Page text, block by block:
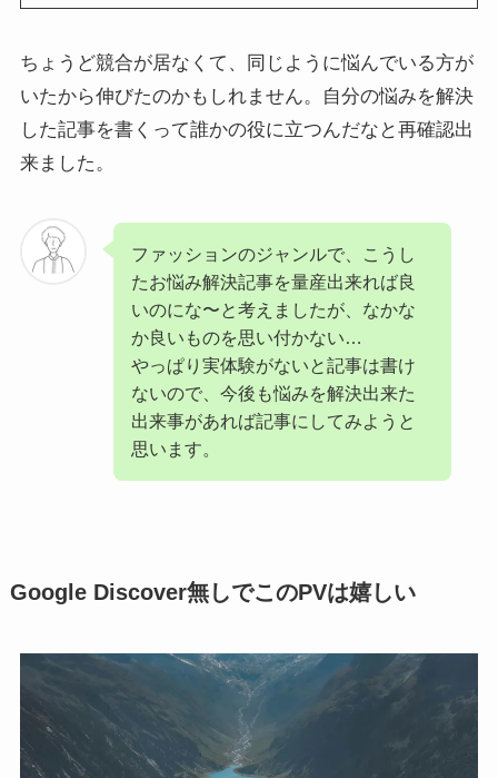
ちょうど競合が居なくて、同じように悩んでいる方が
いたから伸びたのかもしれません。自分の悩みを解決
した記事を書くって誰かの役に立つんだなと再確認出
来ました。
ファッションのジャンルで、こうし
たお悩み解決記事を量産出来れば良
いのにな〜と考えましたが、なかな
か良いものを思い付かない…
やっぱり実体験がないと記事は書け
ないので、今後も悩みを解決出来た
出来事があれば記事にしてみようと
思います。
Google Discover無しでこのPVは嬉しい